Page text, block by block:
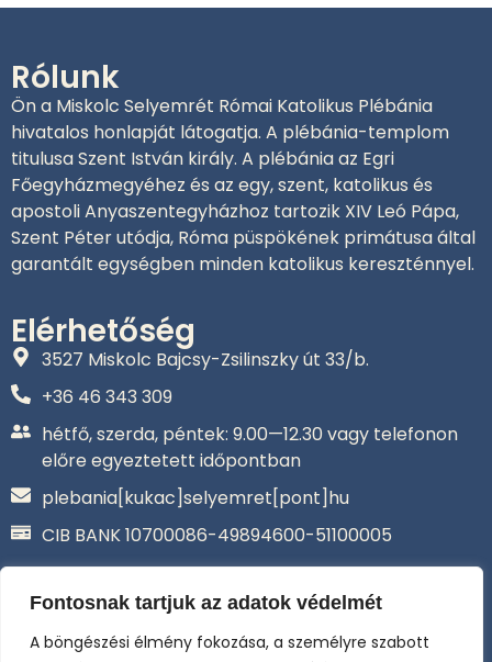
Fontosnak tartjuk az adatok védelmét
A böngészési élmény fokozása, a személyre szabott
Rólunk
Ön a Miskolc Selyemrét Római Katolikus Plébánia
hivatalos honlapját látogatja. A plébánia-templom
titulusa Szent István király. A plébánia az Egri
Főegyházmegyéhez és az egy, szent, katolikus és
apostoli Anyaszentegyházhoz tartozik XIV Leó Pápa,
Szent Péter utódja, Róma püspökének primátusa által
garantált egységben minden katolikus kereszténnyel.
Elérhetőség
3527 Miskolc Bajcsy-Zsilinszky út 33/b.
+36 46 343 309‬
hétfő, szerda, péntek: 9.00—12.30 vagy telefonon
előre egyeztetett időpontban
plebania[kukac]selyemret[pont]hu
CIB BANK 10700086-49894600-51100005
Általános Szerződési Feltételek –
Selyemréti Katolikus Közhasznú